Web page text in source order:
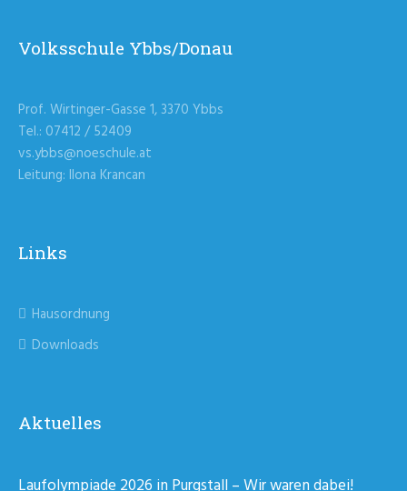
Volksschule Ybbs/Donau
Prof. Wirtinger-Gasse 1, 3370 Ybbs
Tel.: 07412 / 52409
vs.ybbs@noeschule.at
Leitung: Ilona Krancan
Links
Hausordnung
Downloads
Aktuelles